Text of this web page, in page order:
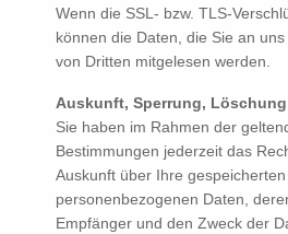
Wenn die SSL- bzw. TLS-
können die Daten, die Sie an
von Dritten mitgelesen werden.
Auskunft, Sperrung,
Sie haben im Rahmen der
Bestimmungen jederzeit das
Auskunft über Ihre gespeicherten
personenbezogenen Daten,
Empfänger und den Zweck der